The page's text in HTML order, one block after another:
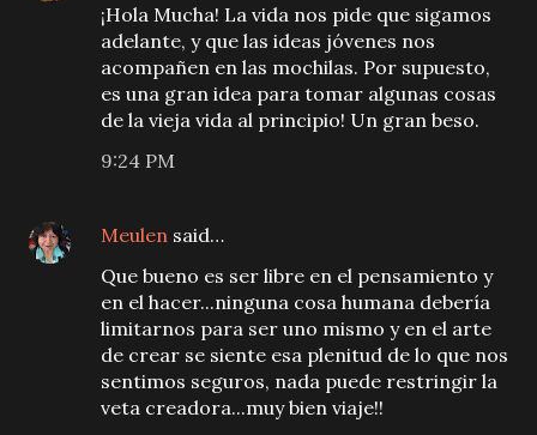
¡Hola Mucha! La vida nos pide que sigamos
adelante, y que las ideas jóvenes nos
acompañen en las mochilas. Por supuesto,
es una gran idea para tomar algunas cosas
de la vieja vida al principio! Un gran beso.
9:24 PM
Meulen said…
Que bueno es ser libre en el pensamiento y
en el hacer...ninguna cosa humana debería
limitarnos para ser uno mismo y en el arte
de crear se siente esa plenitud de lo que nos
sentimos seguros, nada puede restringir la
veta creadora...muy bien viaje!!